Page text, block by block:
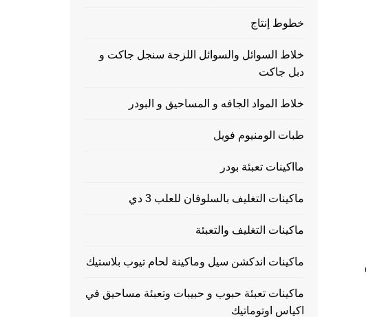
خطوط إنتاج
خلاط السوائل والسوائل اللزجة سنجل جاكت و
دبل جاكت
خلاط المواد الجافه و المساحيق و البودر
طبات الومنيوم فويل
مااكينات تعبئة بودر
ماكينات التغليف بالسلوفان للعلب 3 دي
ماكينات التغليف والتعبئة
ماكينات اندكشن سيل وماكينة لحام تيوب بلاستيك
ماكينات تعبئة حبوب و حبيبات وتعبئة مساحيق في
اكياس اوتوماتيك